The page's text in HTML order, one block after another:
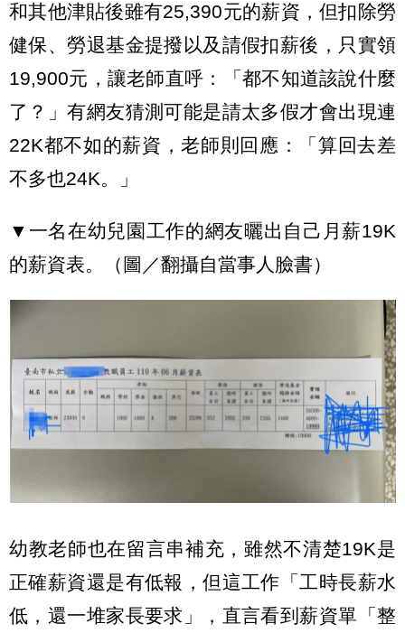
和其他津貼後雖有25,390元的薪資，但扣除勞
健保、勞退基金提撥以及請假扣薪後，只實領
19,900元，讓老師直呼：「都不知道該說什麼
了？」有網友猜測可能是請太多假才會出現連
22K都不如的薪資，老師則回應：「算回去差
不多也24K。」
▼一名在幼兒園工作的網友曬出自己月薪19K
的薪資表。（圖／翻攝自當事人臉書）
幼教老師也在留言串補充，雖然不清楚19K是
正確薪資還是有低報，但這工作「工時長薪水
低，還一堆家長要求」，直言看到薪資單「整